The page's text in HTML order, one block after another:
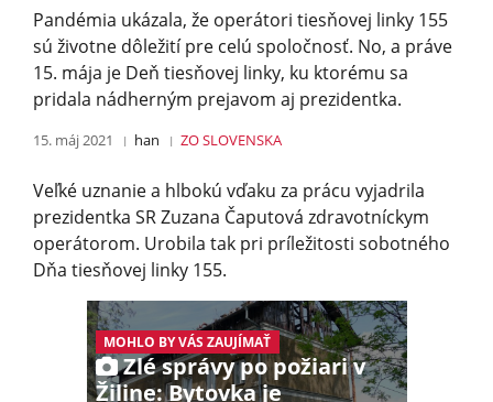
Pandémia ukázala, že operátori tiesňovej linky 155
sú životne dôležití pre celú spoločnosť. No, a práve
15. mája je Deň tiesňovej linky, ku ktorému sa
pridala nádherným prejavom aj prezidentka.
15. máj 2021 han ZO SLOVENSKA
Veľké uznanie a hlbokú vďaku za prácu vyjadrila
prezidentka SR Zuzana Čaputová zdravotníckym
operátorom. Urobila tak pri príležitosti sobotného
Dňa tiesňovej linky 155.
MOHLO BY VÁS ZAUJÍMAŤ
Zlé správy po požiari v
Žiline: Bytovka je